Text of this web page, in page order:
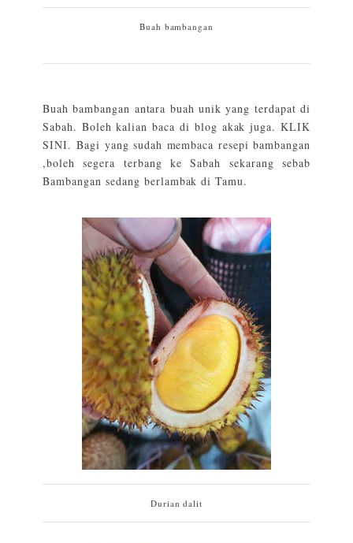
Buah bambangan
Buah bambangan antara buah unik yang terdapat di
Sabah. Boleh kalian baca di blog akak juga. KLIK
SINI. Bagi yang sudah membaca resepi bambangan
,boleh segera terbang ke Sabah sekarang sebab
Bambangan sedang berlambak di Tamu.
Durian dalit